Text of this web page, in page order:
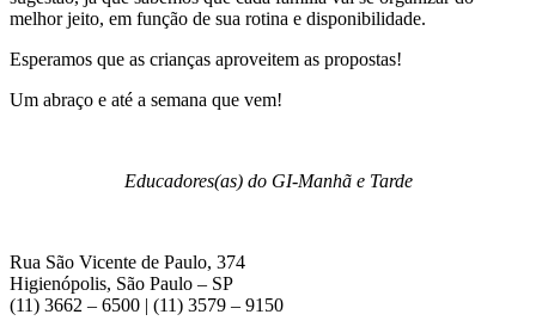
melhor jeito, em função de sua rotina e disponibilidade.
Esperamos que as crianças aproveitem as propostas!
Um abraço e até a semana que vem!
Educadores(as) do GI-Manhã e Tarde
Rua São Vicente de Paulo, 374
Higienópolis, São Paulo – SP
(11) 3662 – 6500 | (11) 3579 – 9150